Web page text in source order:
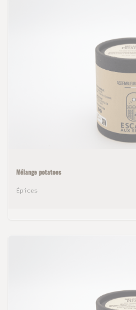
Mélange potatoes
Épices